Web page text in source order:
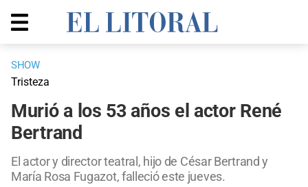
SHOW
Tristeza
Murió a los 53 años el actor René
Bertrand
El actor y director teatral, hijo de César Bertrand y
María Rosa Fugazot, falleció este jueves.